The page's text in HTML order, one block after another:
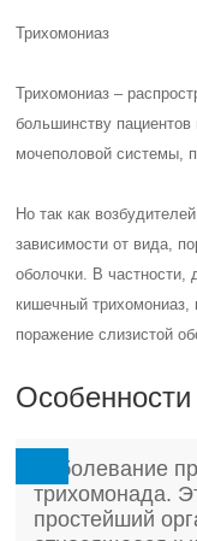
Трихомониаз
Трихомониаз –
большинству
мочеполовой системы,
Но так как
зависимости от вида,
оболочки. В частности,
кишечный трихомониаз,
поражение слизистой
Особенности
Заболевание
трихомонада.
простейший